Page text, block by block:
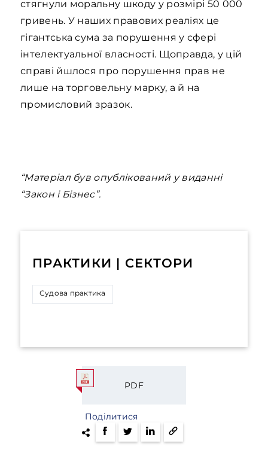
стягнули моральну шкоду у розмірі 50 000
гривень. У наших правових реаліях це
гігантська сума за порушення у сфері
інтелектуальної власності. Щоправда, у цій
справі йшлося про порушення прав не
лише на торговельну марку, а й на
промисловий зразок.
“Матеріал був опублікований у виданні
“Закон і Бізнес”.
ПРАКТИКИ | СЕКТОРИ
Судова практика
PDF
Поділитися